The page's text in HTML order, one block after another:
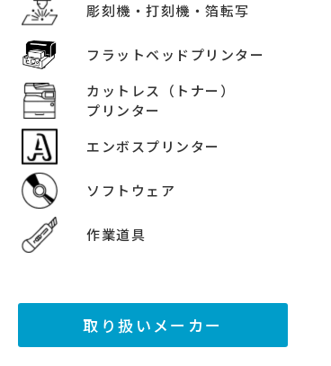
彫刻機・打刻機・箔転写
フラットベッドプリンター
カットレス（トナー）
プリンター
エンボスプリンター
ソフトウェア
作業道具
取り扱いメーカー